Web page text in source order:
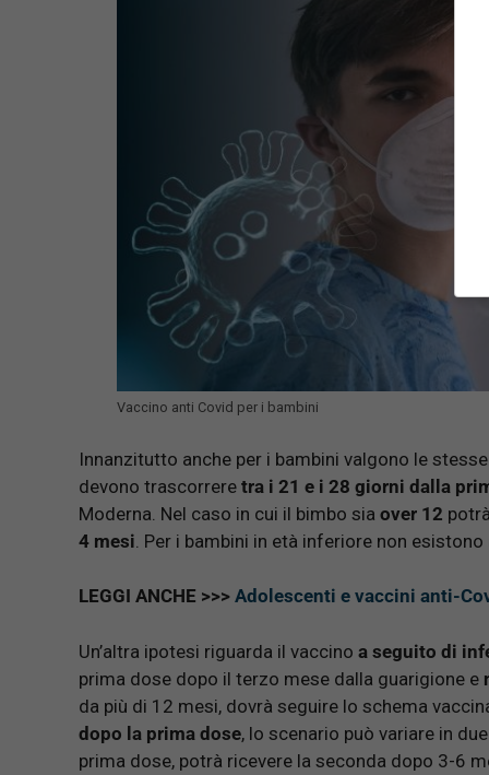
Vaccino anti Covid per i bambini
Innanzitutto anche per i bambini valgono le
devono trascorrere tra i 21 e i 28 giorni dalla
Moderna. Nel caso in cui il bimbo sia over 12
4 mesi . Per i bambini in età inferiore non
LEGGI ANCHE >>> Adolescenti e vaccini anti-
Un’altra ipotesi riguarda il vaccino a seguito di
prima dose dopo il terzo mese dalla guarigione e
da più di 12 mesi, dovrà seguire lo schema
dopo la prima dose, lo scenario può variare in
prima dose, potrà ricevere la seconda dopo 3-6